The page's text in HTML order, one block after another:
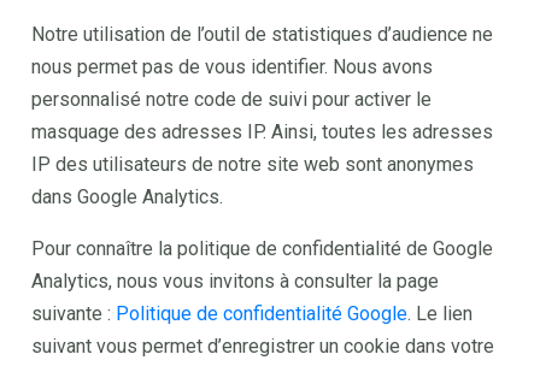
Notre utilisation de l’outil de statistiques d’audience ne
nous permet pas de vous identifier. Nous avons
personnalisé notre code de suivi pour activer le
masquage des adresses IP. Ainsi, toutes les adresses
IP des utilisateurs de notre site web sont anonymes
dans Google Analytics.
Pour connaître la politique de confidentialité de Google
Analytics, nous vous invitons à consulter la page
suivante : Politique de confidentialité Google. Le lien
suivant vous permet d’enregistrer un cookie dans votre